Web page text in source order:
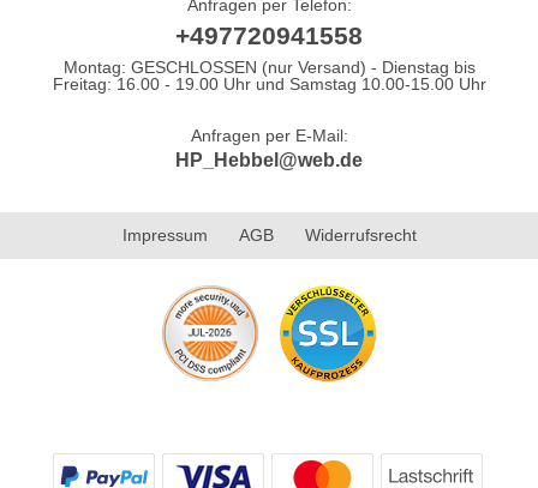
Anfragen per Telefon:
+497720941558
Montag: GESCHLOSSEN (nur Versand) - Dienstag bis
Freitag: 16.00 - 19.00 Uhr und Samstag 10.00-15.00 Uhr
Anfragen per E-Mail:
HP_Hebbel@web.de
Impressum AGB Widerrufsrecht